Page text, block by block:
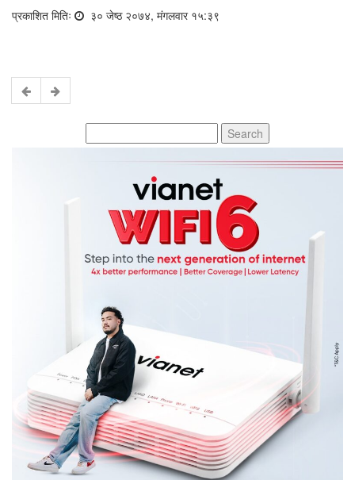
प्रकाशित मितिः ३० जेष्ठ २०७४, मंगलवार १५:३९
for: